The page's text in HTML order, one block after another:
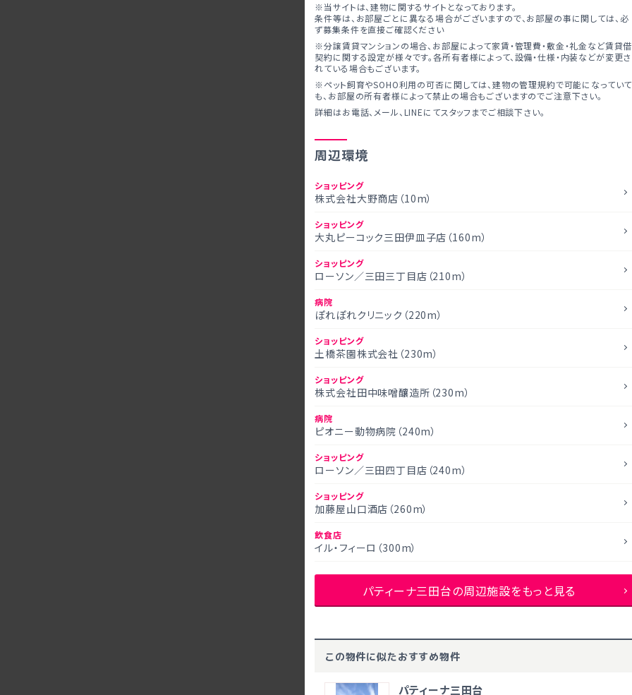
※当サイトは、建物に関するサイトとなっております。
条件等は、お部屋ごとに異なる場合がございますので、お部屋の事に関しては、必
ず募集条件を直接ご確認ください
※分譲賃貸マンションの場合、お部屋によって家賃・管理費・敷金・礼金など賃貸借
契約に関する設定が様々です。各所有者様によって、設備・仕様・内装などが変更さ
れている場合もございます。
※ペット飼育やSOHO利用の可否に関しては、建物の管理規約で可能になっていて
も、お部屋の所有者様によって禁止の場合もございますのでご注意下さい。
詳細はお電話、メール、LINEにてスタッフまでご相談下さい。
周辺環境
ショッピング
株式会社大野商店（10m）
ショッピング
大丸ピーコック三田伊皿子店（160m）
ショッピング
ローソン／三田三丁目店（210m）
病院
ぽれぽれクリニック（220m）
ショッピング
土橋茶園株式会社（230m）
ショッピング
株式会社田中味噌釀造所（230m）
病院
ピオニー動物病院（240m）
ショッピング
ローソン／三田四丁目店（240m）
ショッピング
加藤屋山口酒店（260m）
飲食店
イル・フィーロ（300m）
パティーナ三田台の周辺施設をもっと見る
この物件に似たおすすめ物件
パティーナ三田台